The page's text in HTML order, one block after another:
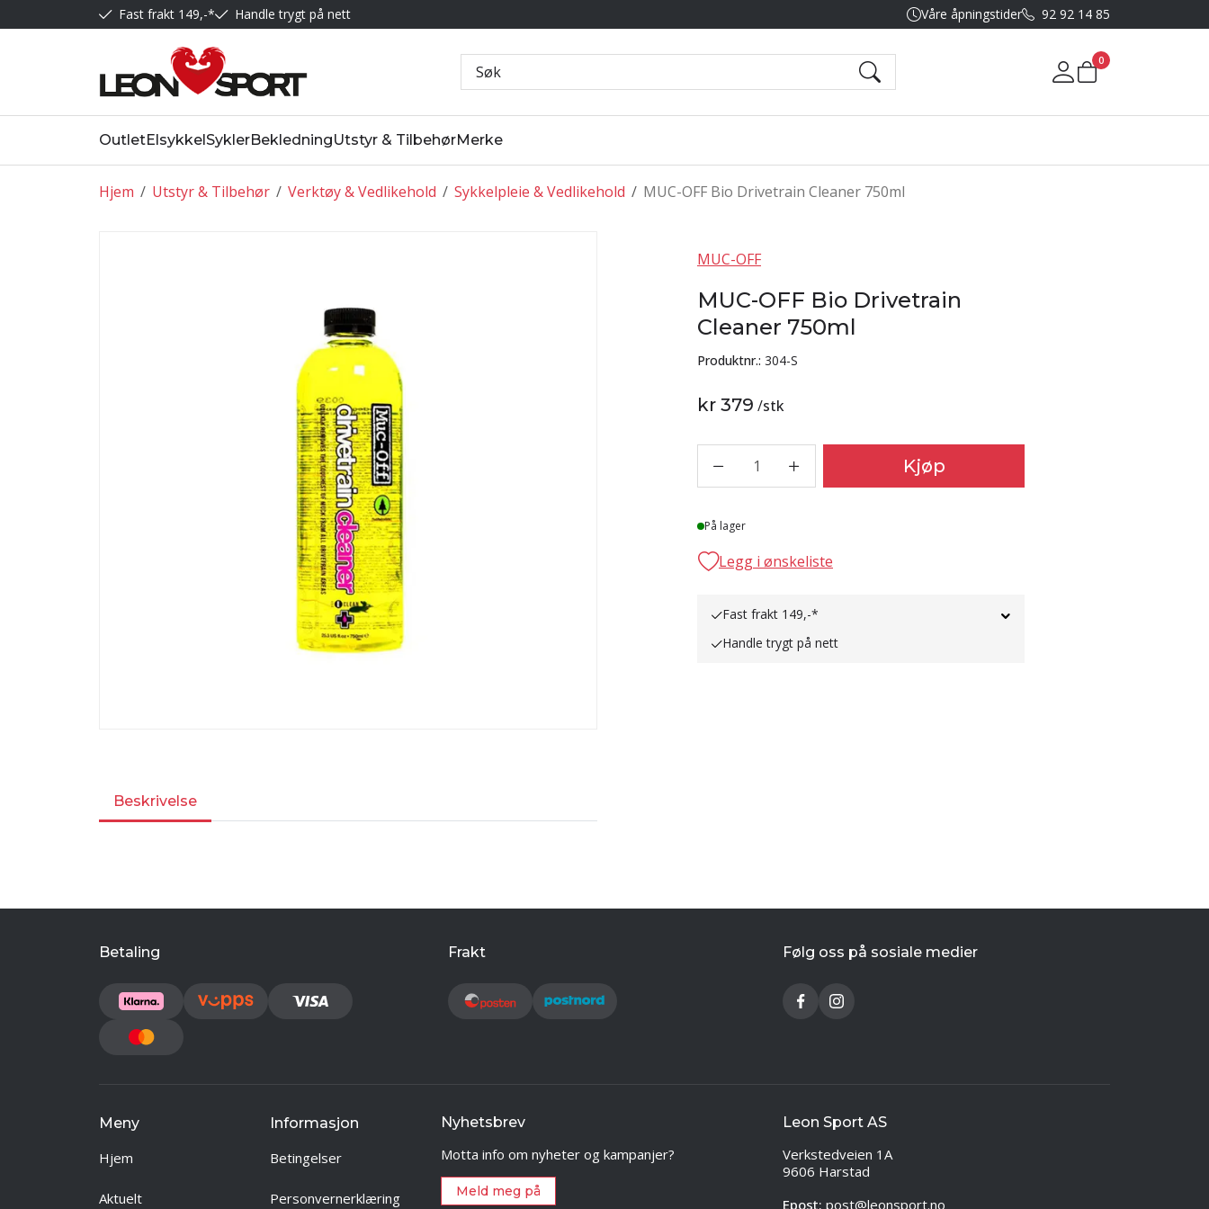
Fast frakt 149,-* Handle trygt på nett Våre åpningstider 92 92 14 85
Mine sider
0
OutletElsykkelSyklerBekledningUtstyr & TilbehørMerke
/
Hjem /
Utstyr & Tilbehør /
Verktøy & Vedlikehold /
Sykkelpleie & Vedlikehold MUC-OFF Bio Drivetrain Cleaner 750ml
MUC-OFF
MUC-OFF Bio Drivetrain
Cleaner 750ml
Produktnr.: 304-S
kr 379 /stk
1 Kjøp
Lager
På lager
Legg i ønskeliste
Fast frakt 149,-*
Handle trygt på nett
Beskrivelse
Betaling Frakt Følg oss på sosiale medier
Meny
Hjem
Aktuelt
Informasjon
Betingelser
Personvernerklæring
Nyhetsbrev
Motta info om nyheter og kampanjer?
Meld meg på
Leon Sport AS
Verkstedveien 1A
9606 Harstad
Epost: post@leonsport.no